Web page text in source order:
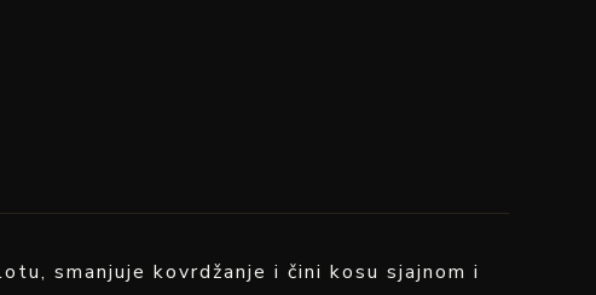
smanjuje kovrdžanje i čini kosu sjajnom i